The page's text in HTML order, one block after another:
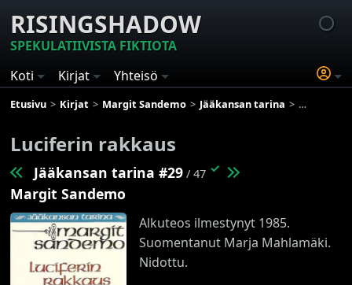
RISINGSHADOW
SPEKULATIIVISTA FIKTIOTA
Koti
Kirjat Yhteisö
Etusivu Kirjat Margit Sandemo Jääkansan tarina Luciferin
Luciferin rakkaus
Jääkansan tarina #29 / 47 ✓
Margit Sandemo
Alkuteos ilmestynyt 1985.
Suomentanut Marja Mahlamäki.
Nidottu.